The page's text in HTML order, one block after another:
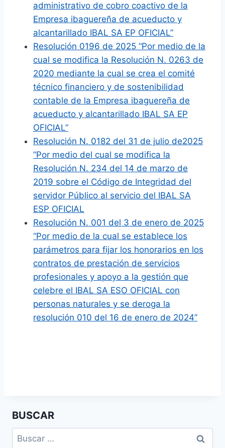
administrativo de cobro coactivo de la
Empresa ibaguereña de acueducto y
alcantarillado IBAL SA EP OFICIAL”
Resolución 0196 de 2025 “Por medio de la
cual se modifica la Resolución N. 0263 de
2020 mediante la cual se crea el comité
técnico financiero y de sostenibilidad
contable de la Empresa ibaguereña de
acueducto y alcantarillado IBAL SA EP
OFICIAL”
Resolución N. 0182 del 31 de julio de2025
”Por medio del cual se modifica la
Resolución N. 234 del 14 de marzo de
2019 sobre el Código de Integridad del
servidor Público al servicio del IBAL SA
ESP OFICIAL
Resolución N. 001 del 3 de enero de 2025
“Por medio de la cual se establece los
parámetros para fijar los honorarios en los
contratos de prestación de servicios
profesionales y apoyo a la gestión que
celebre el IBAL SA ESO OFICIAL con
personas naturales y se deroga la
resolución 010 del 16 de enero de 2024”
BUSCAR